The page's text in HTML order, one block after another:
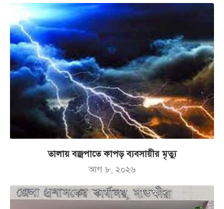
তালায় বজ্রপাতে কাপড় ব্যবসায়ীর মৃত্যু
আগ ৮, ২০২৬